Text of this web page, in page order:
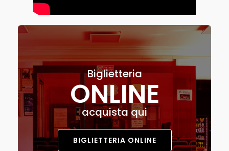
Biglietteria
ONLINE
acquista qui
BIGLIETTERIA ONLINE